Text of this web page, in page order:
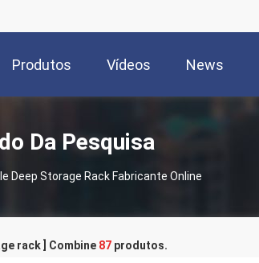
Produtos Vídeos News
Da Pesquisa
Deep Storage Rack Fabricante Online
rack ] Combine 87 produtos.